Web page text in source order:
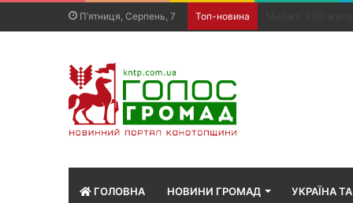
П’ятниця, Серпень, 7 Топ-новина
ГОЛОВНА НОВИНИ ГРОМАД УКРАЇНА